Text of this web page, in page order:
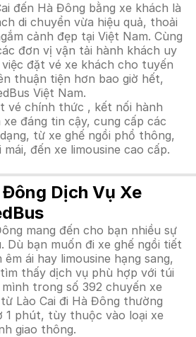
đến Hà Đông bằng xe khách là
di chuyển vừa hiệu quả, thoải
cảnh đẹp tại Việt Nam. Cùng
đơn vị vận tải hành khách uy
đặt vé xe khách cho tuyến
thuận tiện hơn bao giờ hết,
Việt Nam.
vé chính thức , kết nối hành
đáng tin cậy, cung cấp các
từ xe ghế ngồi phổ thông,
đến xe limousine cao cấp.
Đông Dịch Vụ Xe
mang đến cho bạn nhiều sự
Dù bạn muốn đi xe ghế ngồi tiết
êm ái hay limousine hạng sang,
thấy dịch vụ phù hợp với túi
trong số 392 chuyến xe
Lào Cai đi Hà Đông thường
1 phút, tùy thuộc vào loại xe
giao thông.